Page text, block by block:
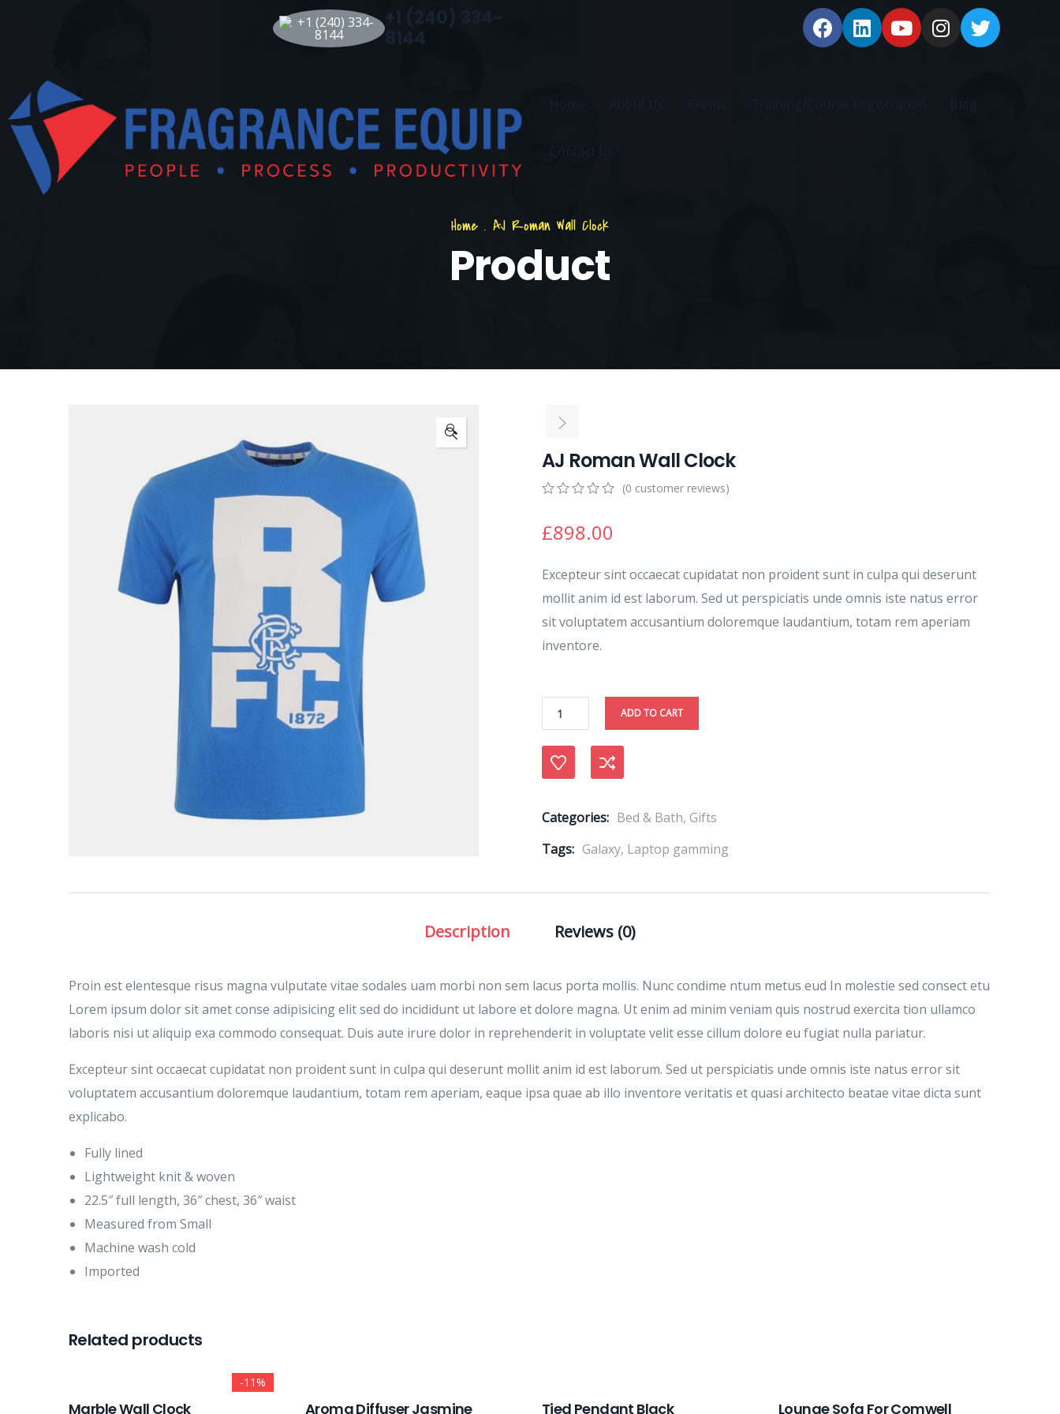
8144
Blog
Contact Us
Home . AJ Roman Wall Clock
Product
🔍
AJ Roman Wall Clock
of
customer
ratings
(0 customer reviews)
£898.00
Excepteur sint occaecat cupidatat non proident sunt in culpa qui deserunt
mollit anim id est laborum. Sed ut perspiciatis unde omnis iste natus error
sit voluptatem accusantium doloremque laudantium, totam rem aperiam
inventore.
ADD TO CART
Compare
Categories: Bed & Bath, Gifts
Tags: Galaxy, Laptop gamming
Description Reviews (0)
Proin est elentesque risus magna vulputate vitae sodales uam morbi non sem lacus porta mollis. Nunc condime ntum metus eud In molestie sed consect etu
Lorem ipsum dolor sit amet conse adipisicing elit sed do incididunt ut labore et dolore magna. Ut enim ad minim veniam quis nostrud exercita tion ullamco
laboris nisi ut aliquip exa commodo consequat. Duis aute irure dolor in reprehenderit in voluptate velit esse cillum dolore eu fugiat nulla pariatur.
Excepteur sint occaecat cupidatat non proident sunt in culpa qui deserunt mollit anim id est laborum. Sed ut perspiciatis unde omnis iste natus error sit
voluptatem accusantium doloremque laudantium, totam rem aperiam, eaque ipsa quae ab illo inventore veritatis et quasi architecto beatae vitae dicta sunt
explicabo.
Fully lined
Lightweight knit & woven
22.5″ full length, 36″ chest, 36″ waist
Measured from Small
Machine wash cold
Imported
Related products
-11%
Marble Wall Clock Aroma Diffuser Jasmine Tied Pendant Black Lounge Sofa For Comwell